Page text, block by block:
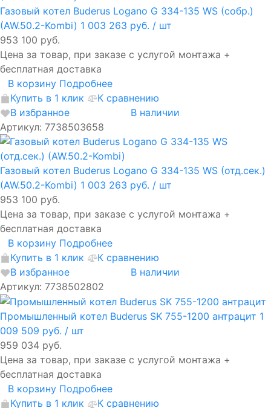
Газовый котел Buderus Logano G 334-135 WS (собр.)
(AW.50.2-Kombi) 1 003 263 руб. / шт
953 100 руб.
Цена за товар, при заказе с услугой монтажа +
бесплатная доставка
В корзину Подробнее
Купить в 1 клик
К сравнению
В избранное
В наличии
Артикул: 7738503658
Газовый котел Buderus Logano G 334-135 WS (отд.сек.)
(AW.50.2-Kombi) 1 003 263 руб. / шт
953 100 руб.
Цена за товар, при заказе с услугой монтажа +
бесплатная доставка
В корзину Подробнее
Купить в 1 клик
К сравнению
В избранное
В наличии
Артикул: 7738502802
Промышленный котел Buderus SK 755-1200 антрацит 1
009 509 руб. / шт
959 034 руб.
Цена за товар, при заказе с услугой монтажа +
бесплатная доставка
В корзину Подробнее
Купить в 1 клик
К сравнению